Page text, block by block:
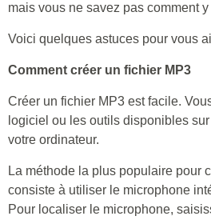
mais vous ne savez pas comment
Voici quelques astuces pour vous
Comment créer un fichier MP3
Créer un fichier MP3 est facile.
logiciel ou les outils disponibles
votre ordinateur.
La méthode la plus populaire pour
consiste à utiliser le microphone
Pour localiser le microphone,